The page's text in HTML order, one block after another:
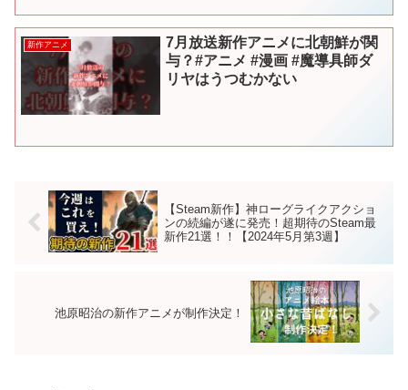
新作アニメ
7月放送新作アニメに北朝鮮が関
与？#アニメ #漫画 #魔導具師ダ
リヤはうつむかない
【Steam新作】神ローグライクアクショ
ンの続編が遂に発売！超期待のSteam最
新作21選！！【2024年5月第3週】
池原昭治の新作アニメが制作決定！